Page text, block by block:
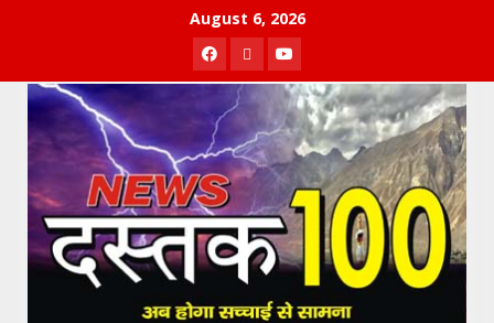
August 6, 2026
Facebook
TwitterYoutube